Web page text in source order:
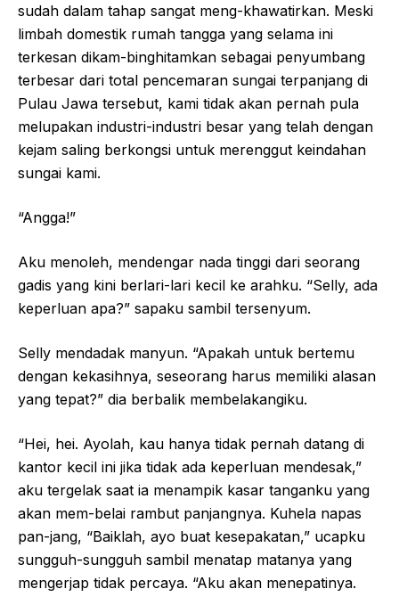
sudah dalam tahap sangat meng-khawatirkan. Meski
limbah domestik rumah tangga yang selama ini
terkesan dikam-binghitamkan sebagai penyumbang
terbesar dari total pencemaran sungai terpanjang di
Pulau Jawa tersebut, kami tidak akan pernah pula
melupakan industri-industri besar yang telah dengan
kejam saling berkongsi untuk merenggut keindahan
sungai kami.
“Angga!”
Aku menoleh, mendengar nada tinggi dari seorang
gadis yang kini berlari-lari kecil ke arahku. “Selly, ada
keperluan apa?” sapaku sambil tersenyum.
Selly mendadak manyun. “Apakah untuk bertemu
dengan kekasihnya, seseorang harus memiliki alasan
yang tepat?” dia berbalik membelakangiku.
“Hei, hei. Ayolah, kau hanya tidak pernah datang di
kantor kecil ini jika tidak ada keperluan mendesak,”
aku tergelak saat ia menampik kasar tanganku yang
akan mem-belai rambut panjangnya. Kuhela napas
pan-jang, “Baiklah, ayo buat kesepakatan,” ucapku
sungguh-sungguh sambil menatap matanya yang
mengerjap tidak percaya. “Aku akan menepatinya.